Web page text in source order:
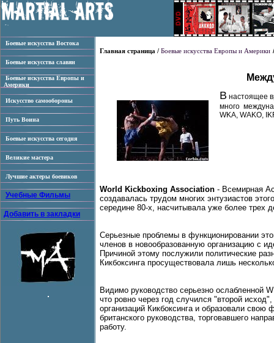
Боевые искусства Востока
Боевые искусства славян
Боевые искусства Европы и
Америки
Искусство самообороны
Путь Воина
Боевые искусства сегодня
Великие мастера
Лучшие актеры боевиков
Учебные Фильмы
Добавить в закладки
Главная страница / Боевые искусства Европы и Америки
В настоящее
много
WKA, WAKO,
World Kickboxing Association - Всемирная
создавалась трудом многих энтузиастов
середине 80-х, насчитывала уже более трех
Серьезные проблемы в функционировании
членов в новообразованную организацию с
Причиной этому послужили политические
Кикбоксинга просуществовала лишь
Видимо руководство серьезно ослабленной
что ровно через год случился "второй
организаций Кикбоксинга и образовали
британского руководства, торговавшего
работу.